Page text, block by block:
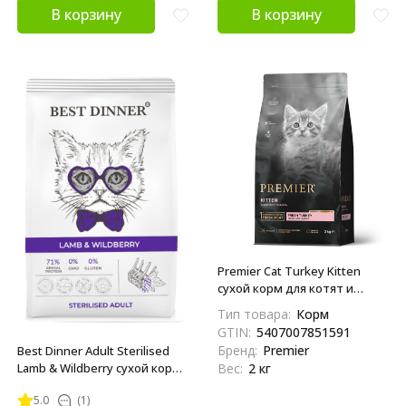
В корзину В корзину
Best Dinner Adult Sterilised
Lamb & Wildberry сухой корм
кастрированных и
5.0 (1)
Premier Cat Turkey Kitten
сухой корм для котят и
кошек, свежее мясо индейки
- 2 кг
Тип товара: Корм
GTIN: 5407007851591
Бренд: Premier
Вес: 2 кг